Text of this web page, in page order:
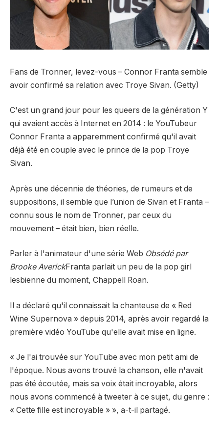
Fans de Tronner, levez-vous – Connor Franta semble
avoir confirmé sa relation avec Troye Sivan. (Getty)
C'est un grand jour pour les queers de la génération Y
qui avaient accès à Internet en 2014 : le YouTubeur
Connor Franta a apparemment confirmé qu'il avait
déjà été en couple avec le prince de la pop Troye
Sivan.
Après une décennie de théories, de rumeurs et de
suppositions, il semble que l’union de Sivan et Franta –
connu sous le nom de Tronner, par ceux du
mouvement – ​​était bien, bien réelle.
Parler à l'animateur d'une série Web Obsédé par
Brooke AverickFranta parlait un peu de la pop girl
lesbienne du moment, Chappell Roan.
Il a déclaré qu'il connaissait la chanteuse de « Red
Wine Supernova » depuis 2014, après avoir regardé la
première vidéo YouTube qu'elle avait mise en ligne.
« Je l'ai trouvée sur YouTube avec mon petit ami de
l'époque. Nous avons trouvé la chanson, elle n'avait
pas été écoutée, mais sa voix était incroyable, alors
nous avons commencé à tweeter à ce sujet, du genre :
« Cette fille est incroyable » », a-t-il partagé.